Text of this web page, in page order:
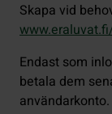
Skapa vid
Endast som
betala dem
användarkonto.